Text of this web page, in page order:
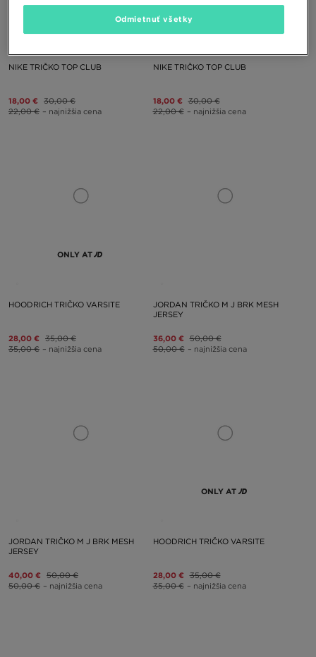
NIKE TRIČKO TOP CLUB
18,00 € 30,00 €
22,00 € – najnižšia cena
NIKE TRIČKO TOP CLUB
18,00 € 30,00 €
22,00 € – najnižšia cena
ONLY AT
HOODRICH TRIČKO VARSITE
28,00 € 35,00 €
35,00 € – najnižšia cena
JORDAN TRIČKO M J BRK MESH
JERSEY
36,00 € 50,00 €
50,00 € – najnižšia cena
JORDAN TRIČKO M J BRK MESH
JERSEY
40,00 € 50,00 €
50,00 € – najnižšia cena
ONLY AT
HOODRICH TRIČKO VARSITE
28,00 € 35,00 €
35,00 € – najnižšia cena
Odmietnuť všetky